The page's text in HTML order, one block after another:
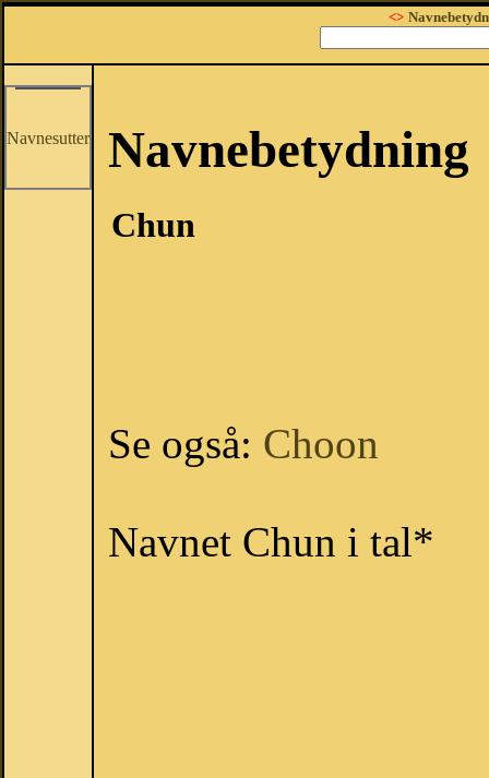
<>
Navnesutter Navnebetydning
Chun
Se også: Choon
Navnet Chun i tal*